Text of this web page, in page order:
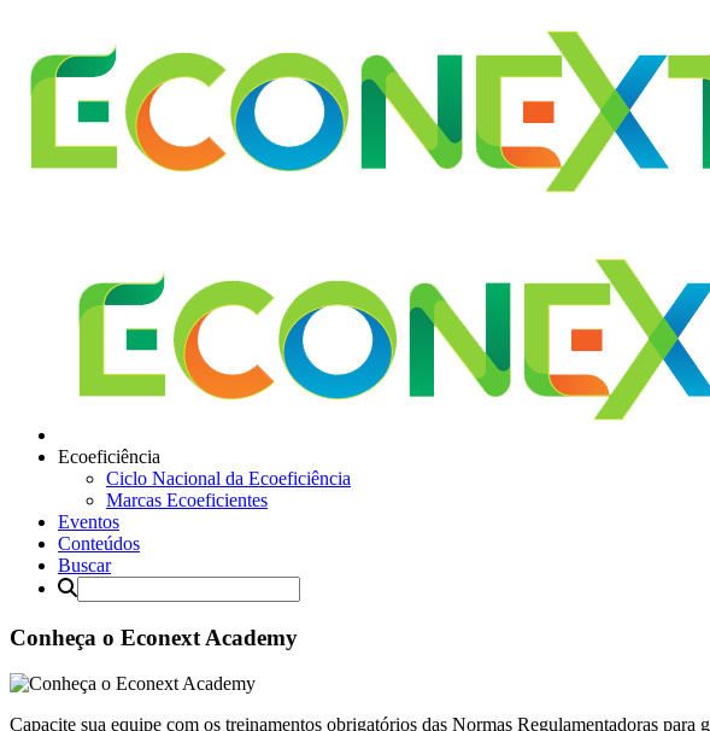
Ecoeficiência
Ciclo Nacional da Ecoeficiência
Marcas Ecoeficientes
Eventos
Conteúdos
Buscar
Conheça o Econext Academy
Capacite sua equipe com os treinamentos obrigatórios das Normas Regulamentadoras para